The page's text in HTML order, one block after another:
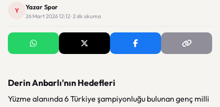
Y Yazar Spor
26 Mart 2026 12:12 · 2 dk okuma
Derin Anbarlı'nın Hedefleri
Yüzme alanında 6 Türkiye şampiyonluğu bulunan genç milli